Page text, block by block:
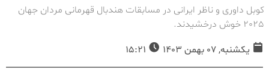
کوبل داوری و ناظر ایرانی در مسابقات هندبال قهرمانی مردان جهان
2025 خوش درخشیدند.
یکشنبه, 07 بهمن 1403